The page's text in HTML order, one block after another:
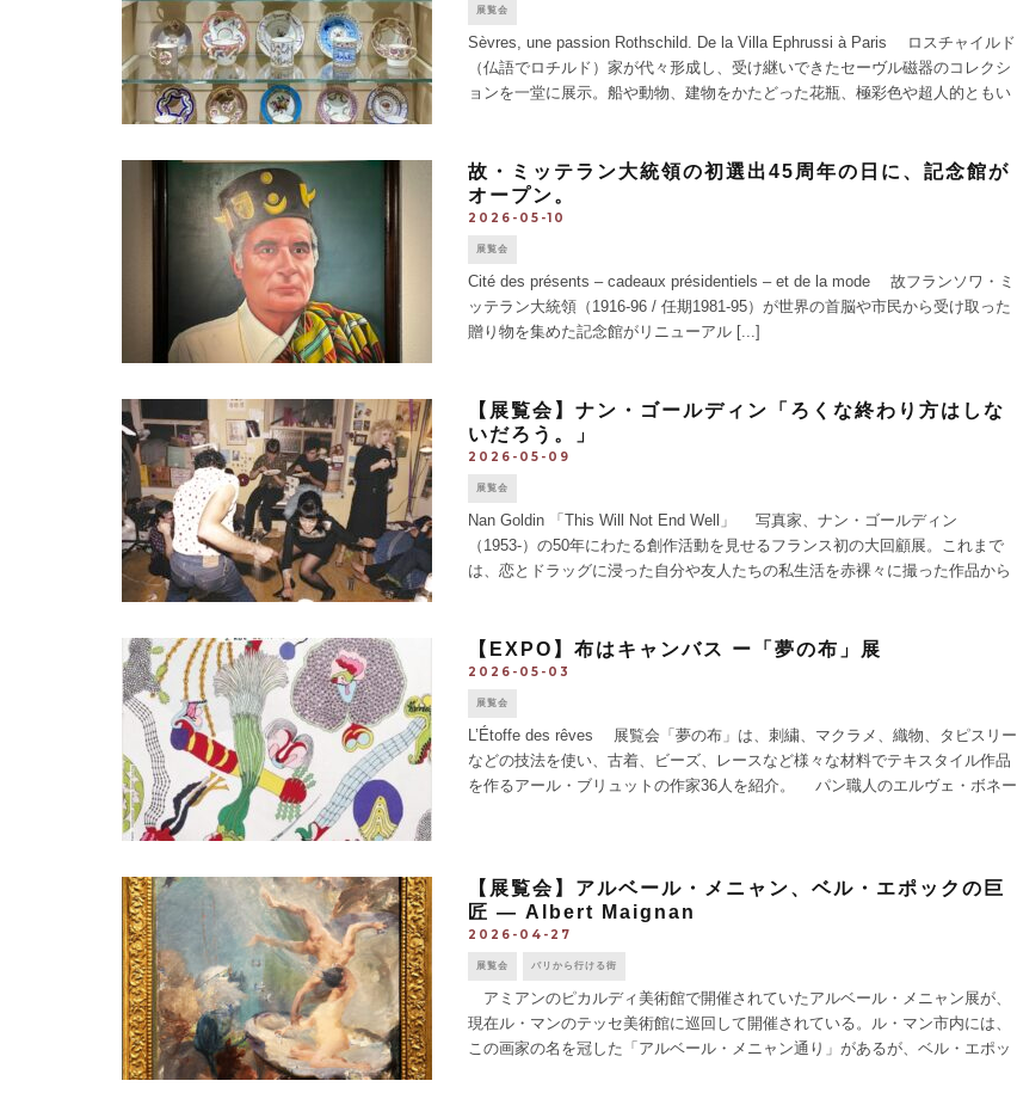
展覧会
Sèvres, une passion Rothschild. De la Villa Ephrussi à Paris ロスチャイルド
（仏語でロチルド）家が代々形成し、受け継いできたセーヴル磁器のコレクシ
ョンを一堂に展示。船や動物、建物をかたどった花瓶、極彩色や超人的ともい
故・ミッテラン大統領の初選出45周年の日に、記念館が
オープン。
2026-05-10
展覧会
Cité des présents – cadeaux présidentiels – et de la mode 故フランソワ・ミ
ッテラン大統領（1916-96 / 任期1981-95）が世界の首脳や市民から受け取った
贈り物を集めた記念館がリニューアル [...]
【展覧会】ナン・ゴールディン「ろくな終わり方はしな
いだろう。」
2026-05-09
展覧会
Nan Goldin 「This Will Not End Well」 写真家、ナン・ゴールディン
（1953-）の50年にわたる創作活動を見せるフランス初の大回顧展。これまで
は、恋とドラッグに浸った自分や友人たちの私生活を赤裸々に撮った作品から
【EXPO】布はキャンバス ー「夢の布」展
2026-05-03
展覧会
L’Étoffe des rêves 展覧会「夢の布」は、刺繍、マクラメ、織物、タピスリー
などの技法を使い、古着、ビーズ、レースなど様々な材料でテキスタイル作品
を作るアール・ブリュットの作家36人を紹介。 パン職人のエルヴェ・ボネー
【展覧会】アルベール・メニャン、ベル・エポックの巨
匠 ― Albert Maignan
2026-04-27
展覧会 パリから行ける街
アミアンのピカルディ美術館で開催されていたアルベール・メニャン展が、
現在ル・マンのテッセ美術館に巡回して開催されている。ル・マン市内には、
この画家の名を冠した「アルベール・メニャン通り」があるが、ベル・エポッ